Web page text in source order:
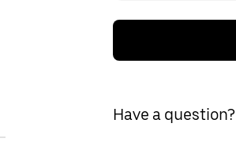
Have a question?